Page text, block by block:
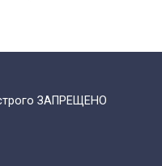
ЗАПРЕЩЕНО